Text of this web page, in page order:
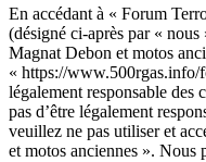
En accédant à « Forum
(désigné ci-après par «
Magnat Debon et motos
« https://www.500rgas.info/
légalement responsable des
pas d’être légalement
veuillez ne pas utiliser et
et motos anciennes ». Nous